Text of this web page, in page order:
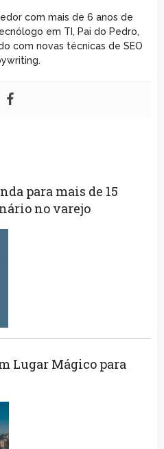
com mais de 6 anos de
em TI, Pai do Pedro,
com novas técnicas de SEO
para mais de 15
no varejo
Lugar Mágico para